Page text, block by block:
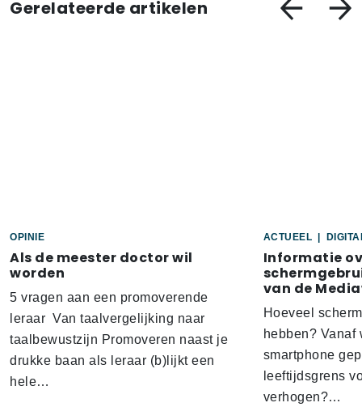
Gerelateerde artikelen
OPINIE
Als de meester doctor wil
worden
5 vragen aan een promoverende
leraar Van taalvergelijking naar
taalbewustzijn Promoveren naast je
drukke baan als leraar (b)lijkt een
hele…
ACTUEEL
Informatie
van de
Hoeveel
hebben?
smartphone
leeftijdsgrens
verhogen?…